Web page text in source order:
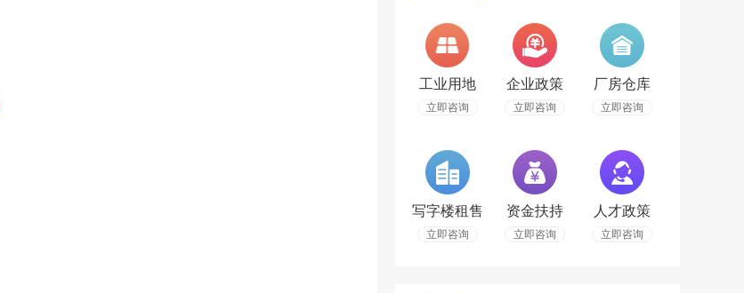
工业用地
立即咨询
企业政策
立即咨询
厂房仓库
立即咨询
写字楼租售
立即咨询
资金扶持
立即咨询
人才政策
立即咨询